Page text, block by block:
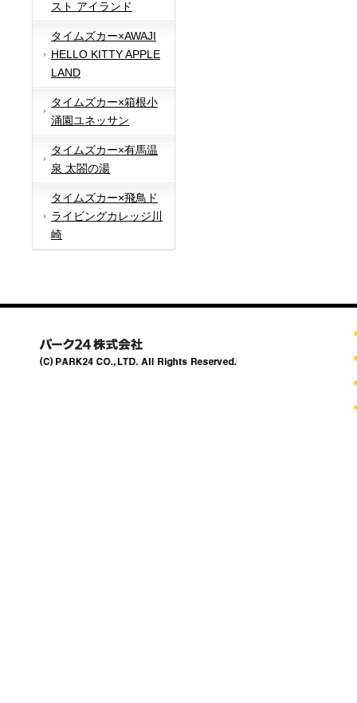
スト アイランド
タイムズカー×AWAJI
HELLO KITTY APPLE
LAND
タイムズカー×箱根小
涌園ユネッサン
タイムズカー×有馬温
泉 太閤の湯
タイムズカー×飛鳥ド
ライビングカレッジ川
崎